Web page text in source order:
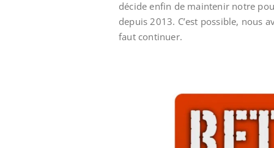
décide enfin de maintenir notre
depuis 2013. C’est possible, nous
faut continuer.